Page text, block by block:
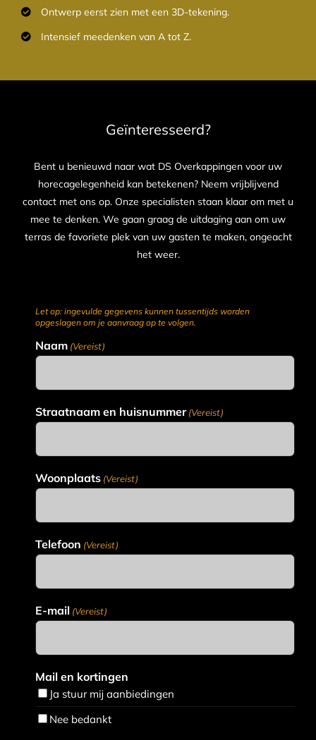
Ontwerp eerst zien met een 3D-tekening.
Intensief meedenken van A tot Z.
Geïnteresseerd?
Bent u benieuwd naar wat DS Overkappingen voor uw
horecagelegenheid kan betekenen? Neem vrijblijvend
contact met ons op. Onze specialisten staan klaar om met u
mee te denken. We gaan graag de uitdaging aan om uw
terras de favoriete plek van uw gasten te maken, ongeacht
het weer.
Let op: ingevulde gegevens kunnen tussentijds worden
opgeslagen om je aanvraag op te volgen.
Naam (Vereist)
Straatnaam en huisnummer (Vereist)
Woonplaats (Vereist)
Telefoon (Vereist)
E-mail (Vereist)
Mail en kortingen
Ja stuur mij aanbiedingen
Nee bedankt